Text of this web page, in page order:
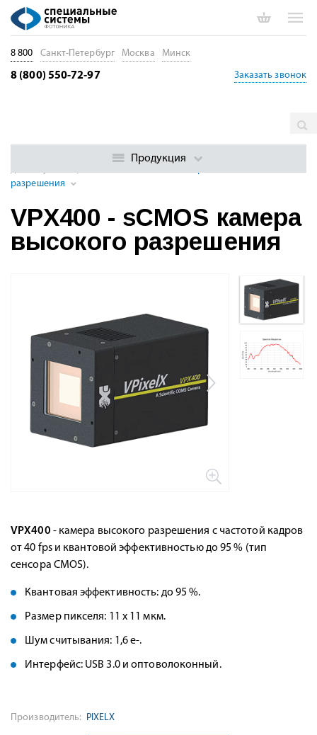
Научные и промышленные КМОП камеры
разрешения
VPX400 - sCMOS камера
высокого разрешения
VPX400 - камера высокого разрешения с частотой кадров
от 40 fps и квантовой эффективностью до 95 % (тип
сенсора CMOS).
Квантовая эффективность: до 95 %.
Размер пикселя: 11 х 11 мкм.
Шум считывания: 1,6 e-.
Интерфейс: USB 3.0 и оптоволоконный.
Производитель: PIXELX
8 800 Санкт-Петербург Москва Минск
8 (800) 550-72-97 Заказать звонок
Продукция